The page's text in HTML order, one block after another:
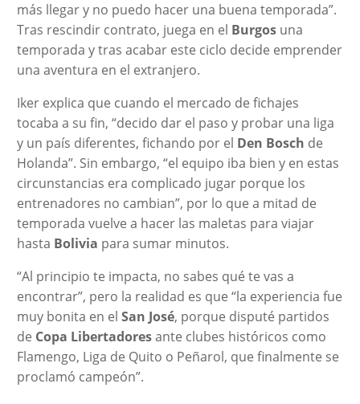
más llegar y no puedo hacer una buena temporada”.
Tras rescindir contrato, juega en el Burgosuna
temporada y tras acabar este ciclo decide emprender
una aventura en el extranjero.
Iker explica que cuando el mercado de fichajes
tocaba a su fin, “decido dar el paso y probar una liga
y un país diferentes, fichando por el Den Bosch de
Holanda”. Sin embargo, “el equipo iba bien y en estas
circunstancias era complicado jugar porque los
entrenadores no cambian”, por lo que a mitad de
temporada vuelve a hacer las maletas para viajar
hasta Bolivia para sumar minutos.
“Al principio te impacta, no sabes qué te vas a
encontrar”, pero la realidad es que “la experiencia fue
muy bonita en el San José, porque disputé partidos
de Copa Libertadoresante clubes históricos como
Flamengo, Liga de Quito o Peñarol, que finalmente se
proclamó campeón”.